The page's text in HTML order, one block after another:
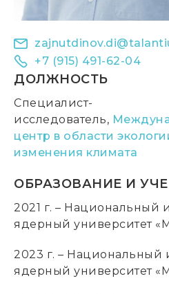
+7 (915) 491-62-04
ДОЛЖНОСТЬ
Специалист-
исследователь,
центр в области
изменения климата
ОБРАЗОВАНИЕ И
2021 г. – Национальный
ядерный университет
2023 г. – Национальный
ядерный университет